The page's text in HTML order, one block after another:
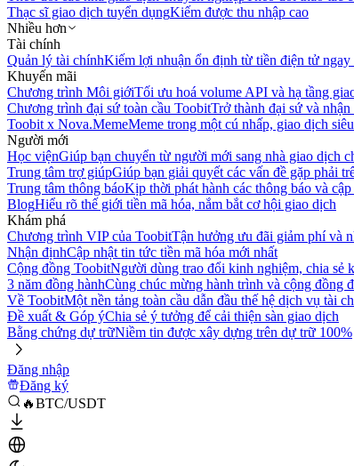
Thạc sĩ giao dịch tuyển dụngKiếm được thu nhập cao
Nhiều hơn
Tài chính
Quản lý tài chínhKiếm lợi nhuận ổn định từ tiền điện tử ngay
Khuyến mãi
Chương trình Môi giớiTối ưu hoá volume API và hạ tầng
Chương trình đại sứ toàn cầu ToobitTrở thành đại sứ và
Toobit x Nova.MemeMeme trong một cú nhấp, giao dịch
Người mới
Học việnGiúp bạn chuyển từ người mới sang nhà giao dịch
Trung tâm trợ giúpGiúp bạn giải quyết các vấn đề gặp phải
Trung tâm thông báoKịp thời phát hành các thông báo và
BlogHiểu rõ thế giới tiền mã hóa, nắm bắt cơ hội giao dịch
Khám phá
Chương trình VIP của ToobitTận hưởng ưu đãi giảm phí và
Nhận địnhCập nhật tin tức tiền mã hóa mới nhất
Cộng đồng ToobitNgười dùng trao đổi kinh nghiệm, chia sẻ
3 năm đồng hànhCùng chúc mừng hành trình và cộng đồng
Về ToobitMột nền tảng toàn cầu dẫn đầu thế hệ dịch vụ tài
Đề xuất & Góp ýChia sẻ ý tưởng để cải thiện sàn giao dịch
Bằng chứng dự trữNiềm tin được xây dựng trên dự trữ 100%
Đăng nhập
Đăng ký
🔥BTC/USDT